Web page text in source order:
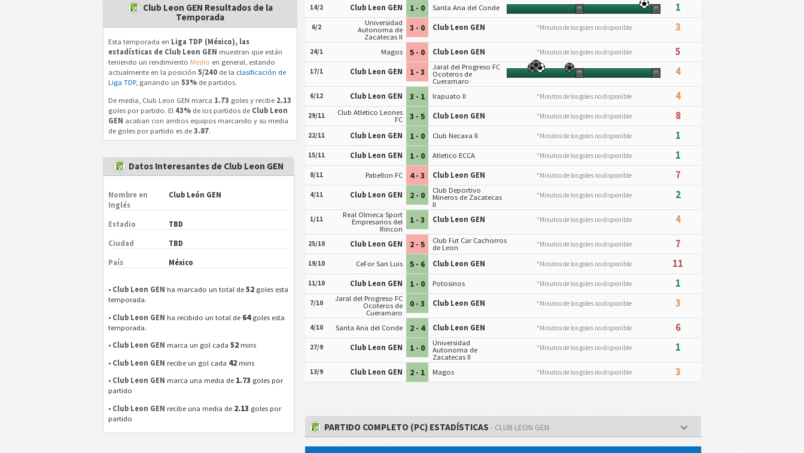
Club Leon GEN Resultados de la
Temporada
Esta temporada en Liga TDP (México), las
estadísticas de Club Leon GEN muestran que están
teniendo un rendimiento Medio en general, estando
actualmente en la posición 5/240de la clasificación de
Liga TDP, ganando un 53%de partidos.
De media, Club Leon GEN marca 1.73 goles y recibe 2.13
goles por partido. El 43%de los partidos de Club Leon
GEN acaban con ambos equipos marcando y su media
de goles por partido es de 3.87.
Datos Interesantes de Club Leon GEN
Nombre en
Inglés
Club León GEN
Estadio TBD
Ciudad TBD
País México
• Club Leon GEN ha marcado un total de52 goles esta
temporada.
• Club Leon GEN ha recibido un total de 64goles esta
temporada.
• Club Leon GEN marca un gol cada52 mins
• Club Leon GEN recibe un gol cada 42 mins
• Club Leon GEN marca una media de 1.73 goles por
partido
• Club Leon GEN recibe una media de 2.13 goles por
partido
14/2 Club Leon GEN 1 - 0 Santa Ana del Conde HT FT 1
6/2
Universidad
Autonoma de
Zacatecas II
3 - 0 Club Leon GEN *Minutos de los goles no disponible 3
24/1 Magos 5 - 0 Club Leon GEN *Minutos de los goles no disponible 5
17/1 Club Leon GEN 1 - 3
Jaral del Progreso FC
Ocoteros de
Cueramaro
HT FT 4
6/12 Club Leon GEN 3 - 1 Irapuato II *Minutos de los goles no disponible 4
29/11
Club Atletico Leones
FC
3 - 5 Club Leon GEN *Minutos de los goles no disponible 8
22/11 Club Leon GEN 1 - 0 Club Necaxa II *Minutos de los goles no disponible 1
15/11 Club Leon GEN 1 - 0 Atletico ECCA *Minutos de los goles no disponible 1
8/11 Pabellon FC 4 - 3 Club Leon GEN *Minutos de los goles no disponible 7
4/11 Club Leon GEN 2 - 0
Club Deportivo
Mineros de Zacatecas
II
*Minutos de los goles no disponible 2
1/11
Real Olmeca Sport
Empresarios del
Rincon
1 - 3 Club Leon GEN *Minutos de los goles no disponible 4
25/10 Club Leon GEN 2 - 5
Club Fut Car Cachorros
de Leon
*Minutos de los goles no disponible 7
19/10 CeFor San Luis 5 - 6 Club Leon GEN *Minutos de los goles no disponible 11
11/10 Club Leon GEN 1 - 0 Potosinos *Minutos de los goles no disponible 1
7/10
Jaral del Progreso FC
Ocoteros de
Cueramaro
0 - 3 Club Leon GEN *Minutos de los goles no disponible 3
4/10 Santa Ana del Conde 2 - 4 Club Leon GEN *Minutos de los goles no disponible 6
27/9 Club Leon GEN 1 - 0
Universidad
Autonoma de
Zacatecas II
*Minutos de los goles no disponible 1
13/9 Club Leon GEN 2 - 1 Magos *Minutos de los goles no disponible 3
PARTIDO COMPLETO (PC) ESTADÍSTICAS - CLUB LEON GEN